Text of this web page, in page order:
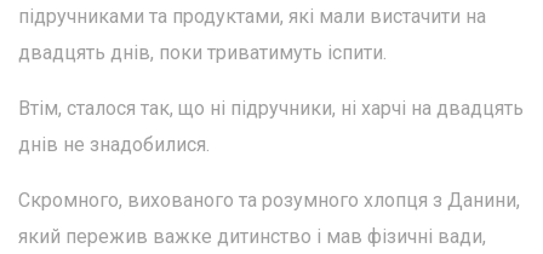
підручниками та продуктами, які мали вистачити на
двадцять днів, поки триватимуть іспити.
Втім, сталося так, що ні підручники, ні харчі на двадцять
днів не знадобилися.
Скромного, вихованого та розумного хлопця з Данини,
який пережив важке дитинство і мав фізичні вади,